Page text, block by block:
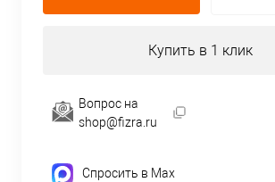
Купить в 1 клик
Вопрос на
shop@fizra.ru
Спросить в Max